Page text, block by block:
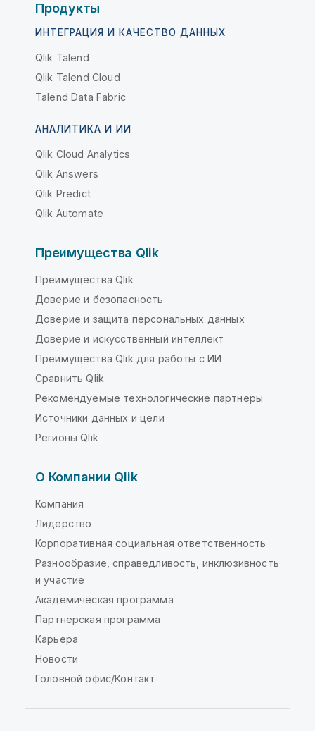
Продукты
ИНТЕГРАЦИЯ И КАЧЕСТВО ДАННЫХ
Qlik Talend
Qlik Talend Cloud
Talend Data Fabric
АНАЛИТИКА И ИИ
Qlik Cloud Analytics
Qlik Answers
Qlik Predict
Qlik Automate
Преимущества Qlik
Преимущества Qlik
Доверие и безопасность
Доверие и защита персональных данных
Доверие и искусственный интеллект
Преимущества Qlik для работы с ИИ
Сравнить Qlik
Рекомендуемые технологические партнеры
Источники данных и цели
Регионы Qlik
О Компании Qlik
Компания
Лидерство
Корпоративная социальная ответственность
Разнообразие, справедливость, инклюзивность
и участие
Академическая программа
Партнерская программа
Карьера
Новости
Головной офис/Контакт